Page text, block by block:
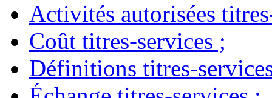
Activités autorisées
Coût titres-services ;
Définitions titres-